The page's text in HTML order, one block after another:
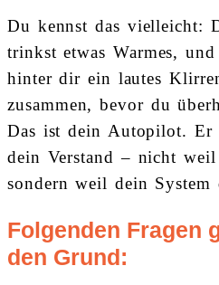
Du kennst das vielleicht:
trinkst etwas Warmes,
hinter dir ein lautes
zusammen, bevor du
Das ist dein Autopilot. Er
dein Verstand – nicht
sondern weil dein
Folgenden Fragen
den Grund: